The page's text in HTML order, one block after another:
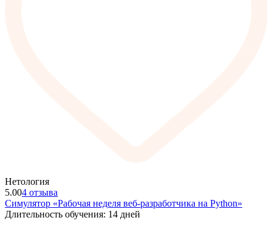
Нетология
5.004 отзыва
Симулятор «Рабочая неделя веб-разработчика на Python»
Длительность обучения: 14 дней